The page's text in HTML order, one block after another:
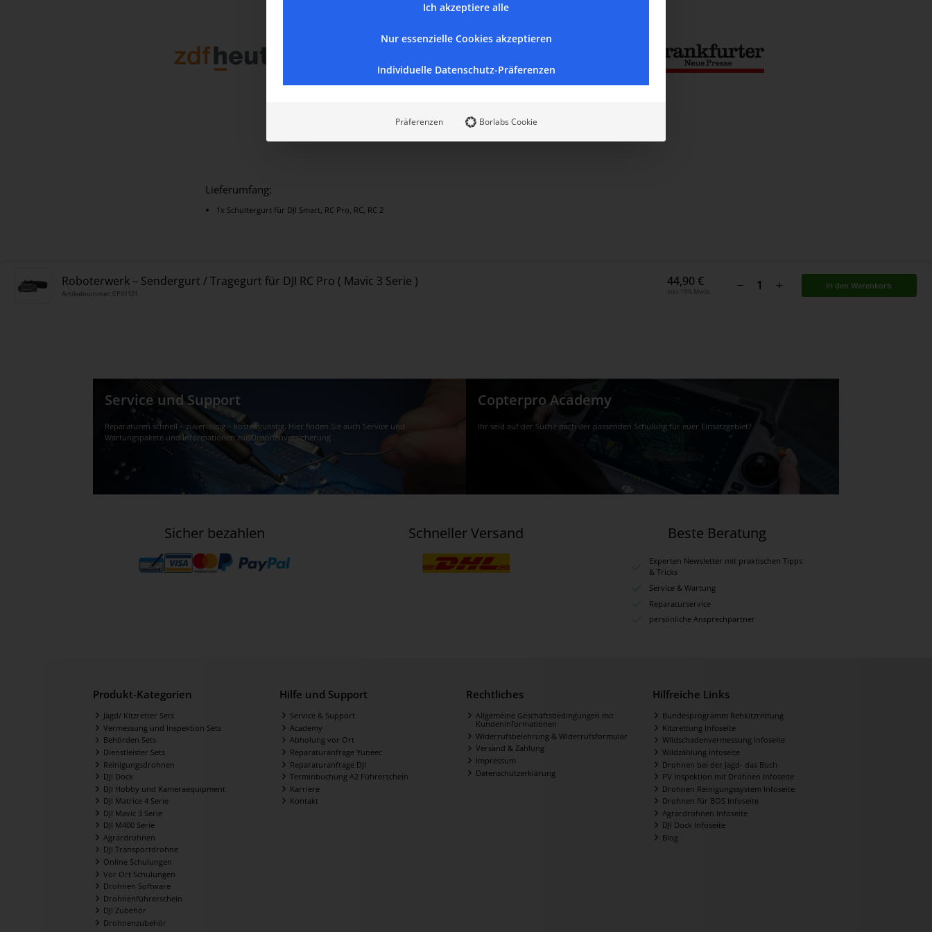
Bekannt aus
Lieferumfang:
1x Schultergurt für DJI Smart, RC Pro, RC, RC 2
Roboterwerk – Sendergurt / Tragegurt für DJI RC Pro ( Mavic 3 Serie )
Artikelnummer: CP01121
44,90 €
inkl. 19% MwSt.
In den Warenkorb
Service und Support
Reparaturen schnell – zuverlässig – kostengünstig. Hier finden Sie auch Service und
Wartungspakete und Informationen zur Drohnenversicherung.
Copterpro Academy
Ihr seid auf der Suche nach der passenden Schulung für euer Einsatzgebiet?
Sicher bezahlen Schneller Versand Beste Beratung
Experten Newsletter mit praktischen Tipps
& Tricks
Service & Wartung
Reparaturservice
persönliche Ansprechpartner
Produkt-Kategorien
Jagd/ Kitzretter Sets
Vermessung und Inspektion Sets
Behörden Sets
Dienstleister Sets
Reinigungsdrohnen
DJI Dock
DJI Hobby und Kameraequipment
DJI Matrice 4 Serie
DJI Mavic 3 Serie
DJI M400 Serie
Agrardrohnen
DJI Transportdrohne
Online Schulungen
Vor Ort Schulungen
Drohnen Software
Drohnenführerschein
DJI Zubehör
Drohnenzubehör
Hilfe und Support
Service & Support
Academy
Abholung vor Ort
Reparaturanfrage Yuneec
Reparaturanfrage DJI
Terminbuchung A2 Führerschein
Karriere
Kontakt
Rechtliches
Allgemeine Geschäftsbedingungen mit
Kundeninformationen
Widerrufsbelehrung & Widerrufsformular
Versand & Zahlung
Impressum
Datenschutzerklärung
Hilfreiche Links
Bundesprogramm Rehkitzrettung
Kitzrettung Infoseite
Wildschadenvermessung Infoseite
Wildzählung Infoseite
Drohnen bei der Jagd- das Buch
PV Inspektion mit Drohnen Infoseite
Drohnen Reinigungssystem Infoseite
Drohnen für BOS Infoseite
Agrardrohnen Infoseite
DJI Dock Infoseite
Blog
Ich akzeptiere alle
Nur essenzielle Cookies akzeptieren
Individuelle Datenschutz-Präferenzen
Präferenzen Borlabs Cookie